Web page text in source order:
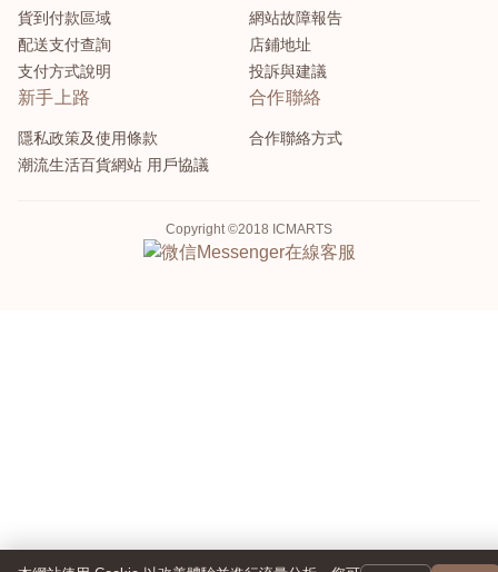
貨到付款區域
配送支付查詢
支付方式說明
網站故障報告
店鋪地址
投訴與建議
新手上路
隱私政策及使用條款
潮流生活百貨網站 用戶協議
合作聯絡
合作聯絡方式
Copyright ©2018 ICMARTS
Messenger在線客服